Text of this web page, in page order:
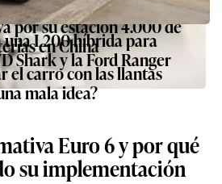
impulsa los cargadores
por su estación 4.000 de
en China
L200 híbrida para
Shark y la Ford Ranger
el carro con las llantas
mala idea?
Euro 6 y por qué
su implementación